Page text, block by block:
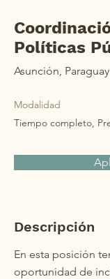
Políticas
Asunción, Paraguay
Modalidad
Tiempo completo,
Descripción
En esta posición
oportunidad de